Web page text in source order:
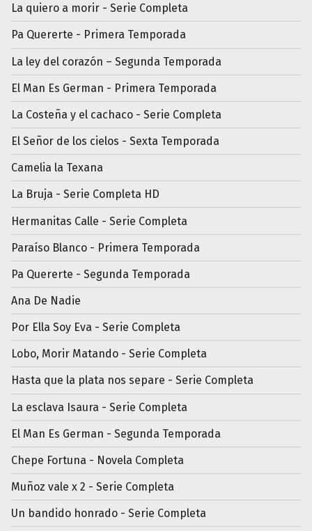
La quiero a morir - Serie Completa
Pa Quererte - Primera Temporada
La ley del corazón – Segunda Temporada
El Man Es German - Primera Temporada
La Costeña y el cachaco - Serie Completa
El Señor de los cielos - Sexta Temporada
Camelia la Texana
La Bruja - Serie Completa HD
Hermanitas Calle - Serie Completa
Paraíso Blanco - Primera Temporada
Pa Quererte - Segunda Temporada
Ana De Nadie
Por Ella Soy Eva - Serie Completa
Lobo, Morir Matando - Serie Completa
Hasta que la plata nos separe - Serie Completa
La esclava Isaura - Serie Completa
El Man Es German - Segunda Temporada
Chepe Fortuna - Novela Completa
Muñoz vale x 2 - Serie Completa
Un bandido honrado - Serie Completa